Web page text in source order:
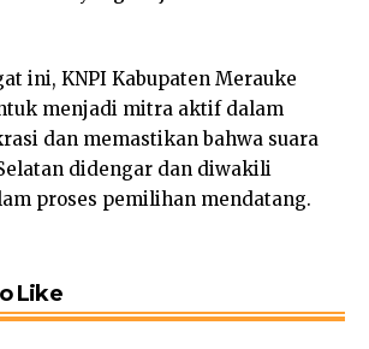
ini, KNPI Kabupaten Merauke
menjadi mitra aktif dalam
dan memastikan bahwa suara
didengar dan diwakili
proses pemilihan mendatang.
Like